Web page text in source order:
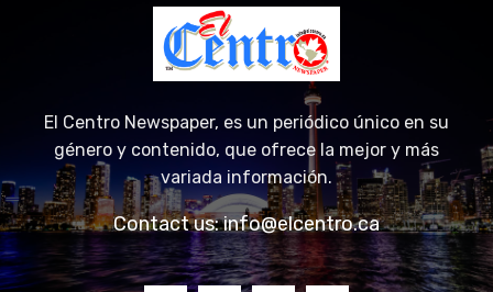
El Centro Newspaper, es un periódico único en su
género y contenido, que ofrece la mejor y más
variada información.
Contact us:info@elcentro.ca